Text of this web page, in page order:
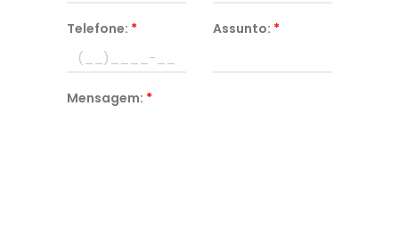
Telefone: * Assunto: *
Mensagem: *